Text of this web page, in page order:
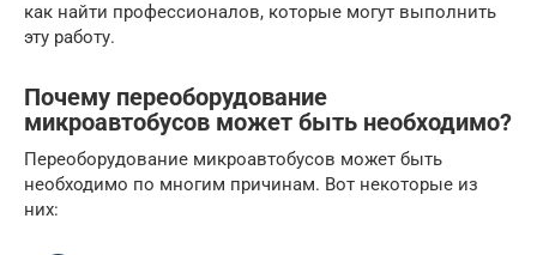
как найти профессионалов, которые могут выполнить
эту работу.
Почему переоборудование
микроавтобусов может быть необходимо?
Переоборудование микроавтобусов может быть
необходимо по многим причинам. Вот некоторые из
них: